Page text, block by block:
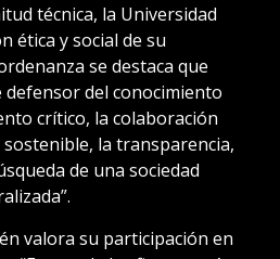
técnica, la Universidad
ética y social de su
se destaca que
defensor del conocimiento
crítico, la colaboración
la transparencia,
de una sociedad
valora su participación en